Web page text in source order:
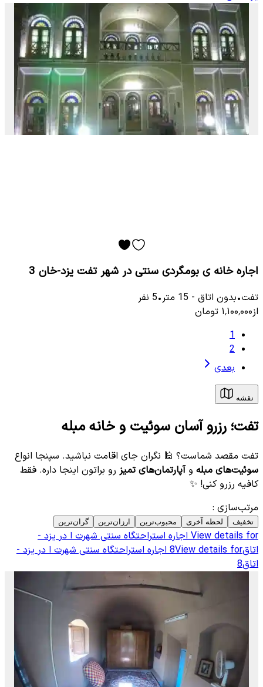
اجاره خانه ی بومگردی سنتی در شهر تفت یزد-خان 3
تفت•بدون اتاق -
15 متر•
5 نفر
از۱٬۱۰۰٬۰۰۰ تومان
1
2
بعدی
نقشه
تفت؛ رزرو آسان سوئیت و خانه مبله
تفت مقصد شماست؟ 🕌 نگران جای اقامت نباشید. سپنجا انواع
سوئیت‌های مبله وآپارتمان‌های تمیز رو براتون اینجا داره. فقط
کافیه رزرو کنی! ✨
مرتب‌سازی :
تخفیف لحظه آخری محبوب‌ترین ارزان‌ترین گران‌ترین
View details for اجاره استراحتگاه سنتی شهرت ا در یزد -
اتاق8View details for اجاره استراحتگاه سنتی شهرت ا در یزد -
اتاق8